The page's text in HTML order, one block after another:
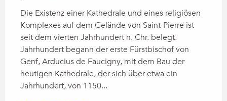
Die Existenz einer Kathedrale und eines religiösen
Komplexes auf dem Gelände von Saint-Pierre ist
seit dem vierten Jahrhundert n. Chr. belegt.
Jahrhundert begann der erste Fürstbischof von
Genf, Arducius de Faucigny, mit dem Bau der
heutigen Kathedrale, der sich über etwa ein
Jahrhundert, von 1150...